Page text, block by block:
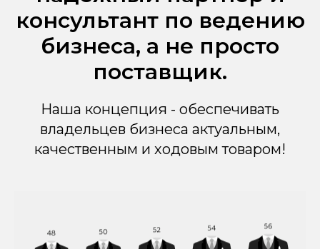
консультант по ведению
бизнеса, а не просто
поставщик.
Наша концепция - обеспечивать
владельцев бизнеса актуальным,
качественным и ходовым товаром!